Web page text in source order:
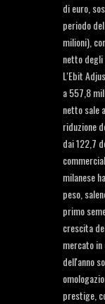
di euro,
periodo
milioni),
netto
L'Ebit
a 557,8
netto sale
riduzione
dai 122,7
milanese
peso,
primo
crescita
mercato
dell'anno
prestige,